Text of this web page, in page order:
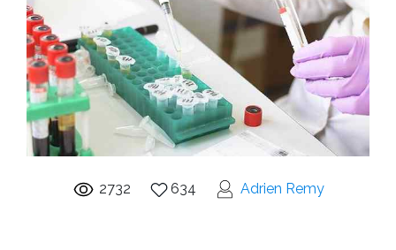
2732 634 Adrien Remy